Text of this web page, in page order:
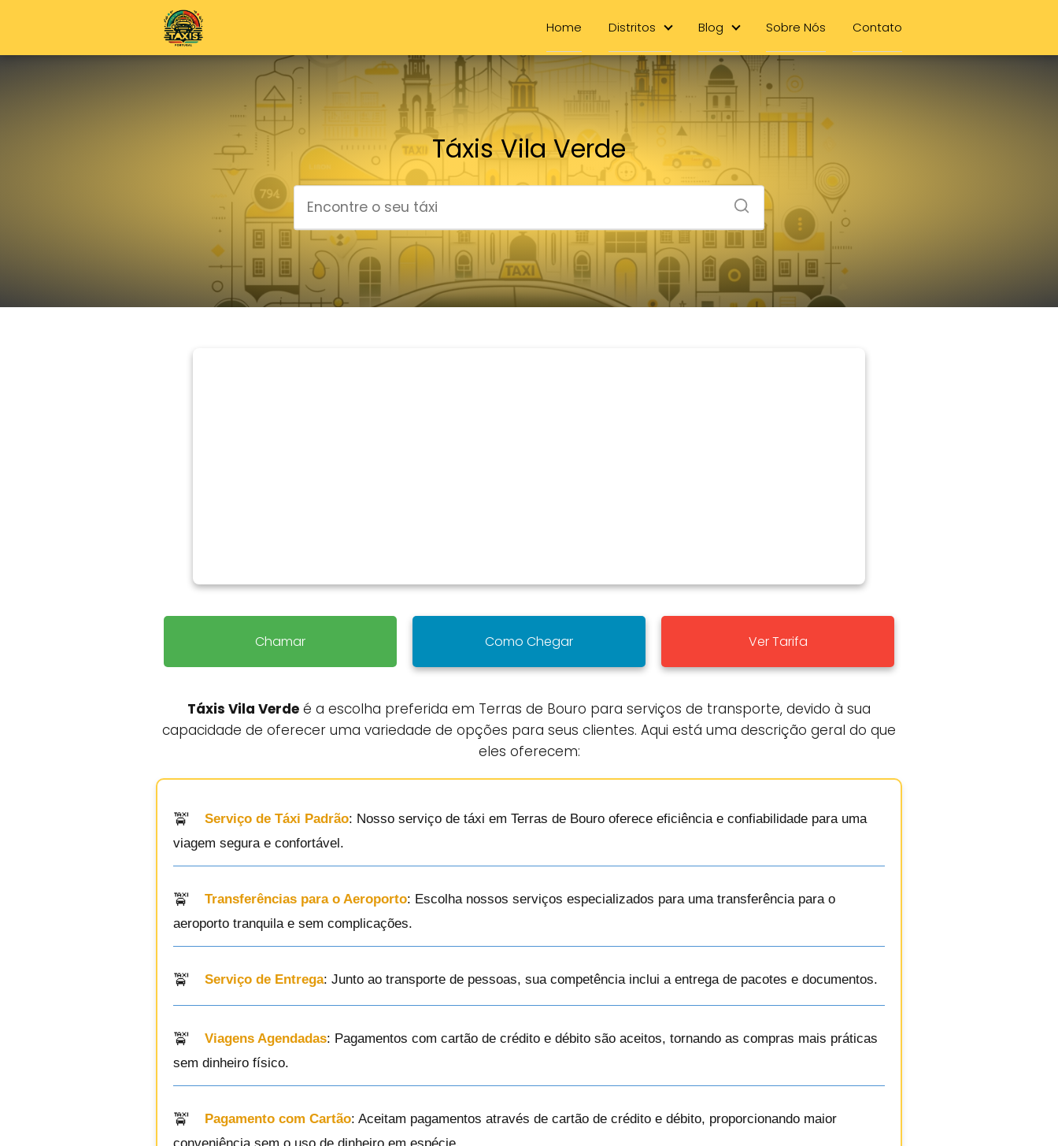
Home Distritos Blog Sobre Nós Contato
Táxis Vila Verde
Chamar Como Chegar Ver Tarifa
Táxis Vila Verde é a escolha preferida em Terras de Bouro para serviços de transporte, devido à sua
capacidade de oferecer uma variedade de opções para seus clientes. Aqui está uma descrição geral do que
eles oferecem:
Serviço de Táxi Padrão: Nosso serviço de táxi em Terras de Bouro oferece eficiência e confiabilidade para uma
viagem segura e confortável.
Transferências para o Aeroporto: Escolha nossos serviços especializados para uma transferência para o
aeroporto tranquila e sem complicações.
Serviço de Entrega: Junto ao transporte de pessoas, sua competência inclui a entrega de pacotes e documentos.
Viagens Agendadas: Pagamentos com cartão de crédito e débito são aceitos, tornando as compras mais práticas
sem dinheiro físico.
Pagamento com Cartão: Aceitam pagamentos através de cartão de crédito e débito, proporcionando maior